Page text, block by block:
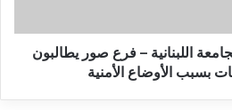
اللبنانية – فرع صور يطالبون
بسبب الأوضاع الأمنية